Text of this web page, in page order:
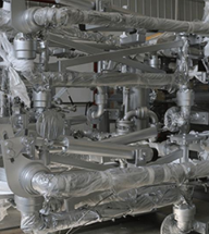
潜油泵鹤管
输油臂
汽车鹤管